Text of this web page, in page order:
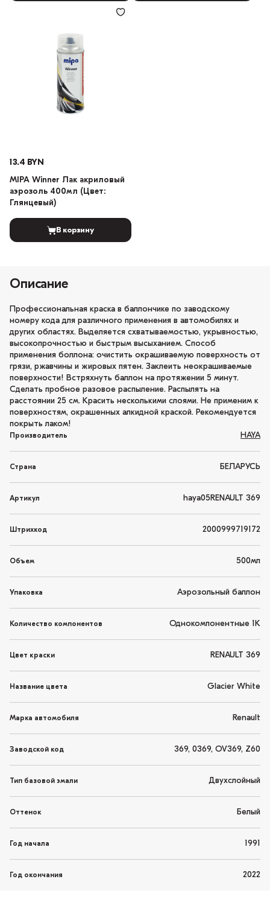
13.4 BYN
MIPA Winner Лак акриловый
аэрозоль 400мл (Цвет:
Глянцевый)
В корзину
Описание
Профессиональная краска в баллончике по заводскому
номеру кода для различного применения в автомобилях и
других областях. Выделяется схватываемостью, укрывностью,
высокопрочностью и быстрым высыханием. Способ
применения боллона: очистить окрашиваемую поверхность от
грязи, ржавчины и жировых пятен. Заклеить неокрашиваемые
поверхности! Встряхнуть баллон на протяжении 5 минут.
Сделать пробное разовое распыление. Распылять на
расстоянии 25 см. Красить несколькими слоями. Не применим к
поверхностям, окрашенных алкидной краской. Рекомендуется
покрыть лаком!
Производитель HAYA
Страна БЕЛАРУСЬ
Артикул haya05RENAULT 369
Штрихкод 2000999719172
Объем 500мл
Упаковка Аэрозольный баллон
Количество компонентов Однокомпонентные 1K
Цвет краски RENAULT 369
Название цвета Glacier White
Марка автомобиля Renault
Заводской код 369, 0369, OV369, Z60
Тип базовой эмали Двухслойный
Оттенок Белый
Год начала 1991
Год окончания 2022